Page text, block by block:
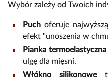
Wybór zależy od Twoich
Puch oferuje
efekt "unoszenia w
Pianka termoelastyczna
ulgę dla mięsni.
Włókno silikonoweto